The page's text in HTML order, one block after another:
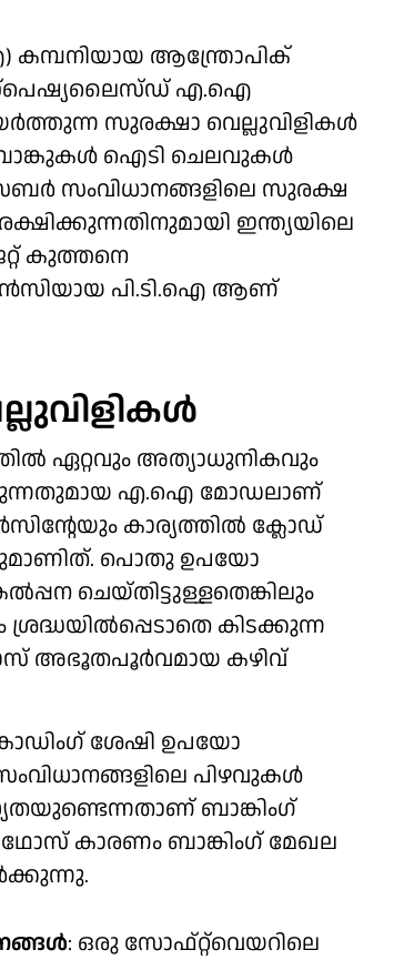
ആന്ത്രോപിക്
സ്പെഷ്യലൈസ്ഡ് എ.ഐ
സുരക്ഷാ വെല്ലുവിളികൾ
ബാങ്കുകൾ ഐടി ചെലവുകൾ
സംവിധാനങ്ങളിലെ സുരക്ഷ
ഇന്ത്യയിലെ
കുത്തനെ
പി.ടി.ഐ ആണ്
ഏറ്റവും അത്യാധുനികവും
എ.ഐ മോഡലാണ്
കാര്യത്തിൽ ക്ലോഡ്
പൊതു ഉപയോ​
ചെയ്തിട്ടുള്ളതെങ്കിലും
കിടക്കുന്ന
അഭൂതപൂർവമായ കഴിവ്
ശേഷി ഉപയോ​
പിഴവുകൾ
ബാങ്കിംഗ്
കാരണം ബാങ്കിം​ഗ് മേഖല
: ഒരു സോഫ്റ്റ്‌‍വെയറിലെ